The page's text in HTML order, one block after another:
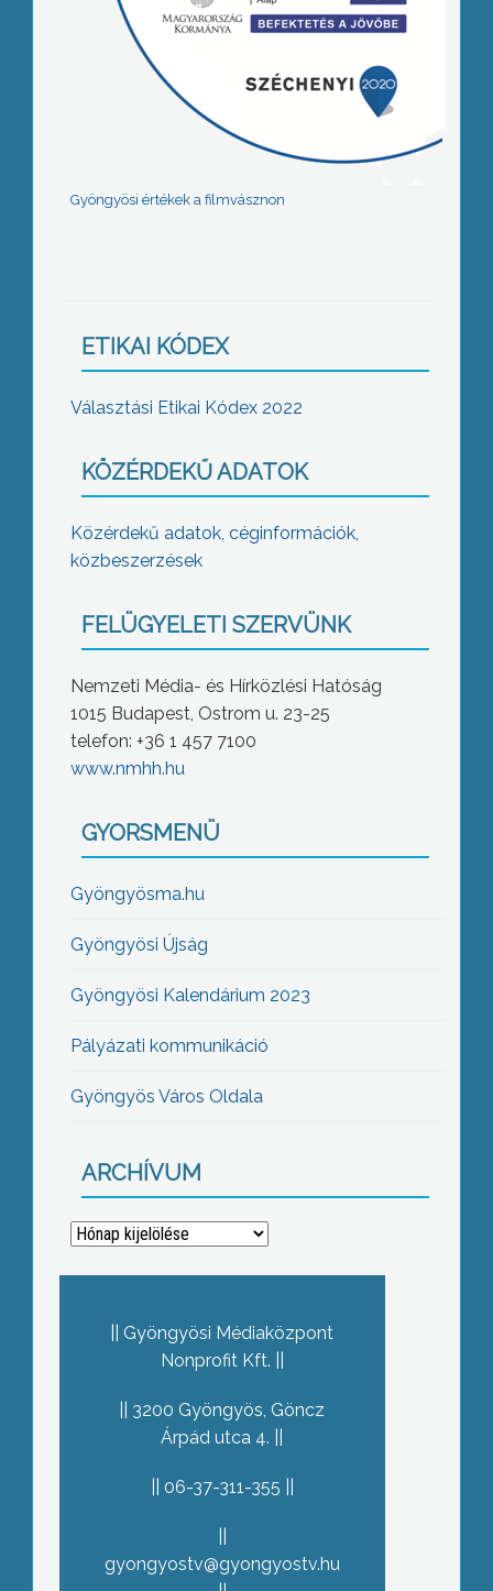
Gyöngyösi értékek a filmvásznon
ETIKAI KÓDEX
Választási Etikai Kódex 2022
KÖZÉRDEKŰ ADATOK
Közérdekű adatok, céginformációk,
közbeszerzések
FELÜGYELETI SZERVÜNK
Nemzeti Média- és Hírközlési Hatóság
1015 Budapest, Ostrom u. 23-25
telefon: +36 1 457 7100
www.nmhh.hu
GYORSMENÜ
Gyöngyösma.hu
Gyöngyösi Újság
Gyöngyösi Kalendárium 2023
Pályázati kommunikáció
Gyöngyös Város Oldala
ARCHÍVUM
Archívum
Gyöngyösi Médiaközpont
Nonprofit Kft.
3200 Gyöngyös, Göncz
Árpád utca 4.
06-37-311-355
gyongyostv@gyongyostv.hu